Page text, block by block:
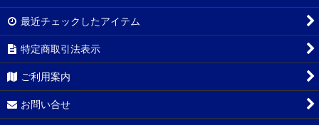
最近チェックしたアイテム
特定商取引法表示
ご利用案内
お問い合せ